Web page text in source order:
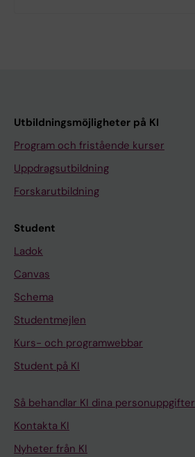
Utbildningsmöjligheter på KI
Program och fristående kurser
Uppdragsutbildning
Forskarutbildning
Student
Ladok
Canvas
Schema
Studentmejlen
Kurs- och programwebbar
Student på KI
Så behandlar KI dina personuppgifter
Kontakta KI
Nyheter från KI